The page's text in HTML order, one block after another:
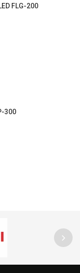
FLG-200
300